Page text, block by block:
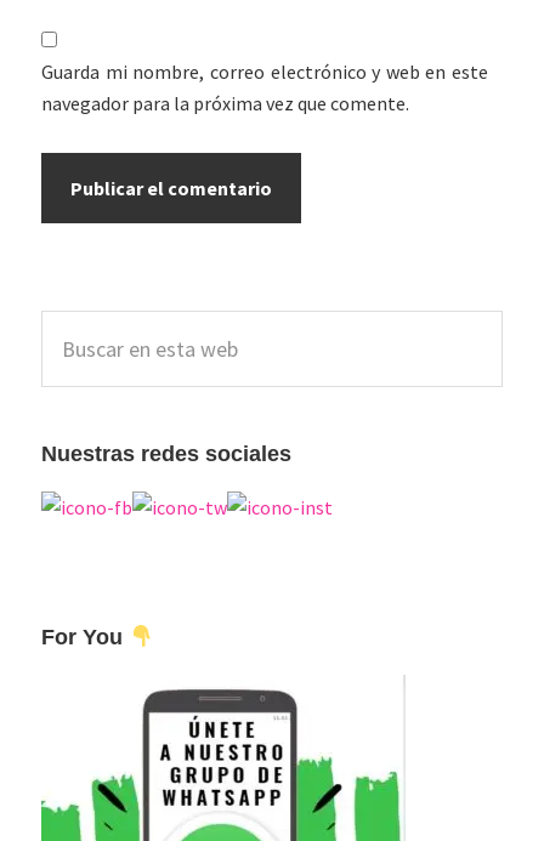
Guarda mi nombre, correo electrónico y web en este
navegador para la próxima vez que comente.
Barra
lateral
esta
Nuestras redes sociales
For You